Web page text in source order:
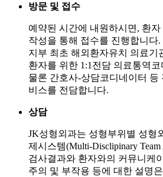
방문 및 접수
예약된 시간에 내원하시면, 환
작성을 통해 접수를 진행합니다
지부 최초 해외환자유치 의료기
환자를 위한 1:1전담 의료통역
물론 간호사-상담코디네이터 등
비스를 전담합니다.
상담
JK성형외과는 성형부위별 성형
제시스템(Multi-Disclipinary Team
검사결과와 환자와의 커뮤니케
주의 및 부작용 등에 대한 설명